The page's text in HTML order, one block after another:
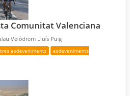
Comunitat Valenciana
Velòdrom Lluís Puig
esdeveniments
esdeveniments